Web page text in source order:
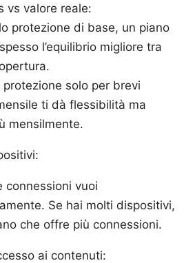
vs valore reale:
protezione di base, un piano
l’equilibrio migliore tra
protezione solo per brevi
ti dà flessibilità ma
mensilmente.
connessioni vuoi
Se hai molti dispositivi,
che offre più connessioni.
ai contenuti: